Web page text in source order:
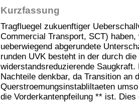
Kurzfassung
Tragfluegel zukuenftiger
Commercial Transport, SCT)
ueberwiegend abgerundete
runden UVK besteht in der durch
widerstandsreduzierende
Nachteile denkbar, da Transition an
Querstroemungsinstabliltaeten
die Vorderkantenpfeilung ** ist.